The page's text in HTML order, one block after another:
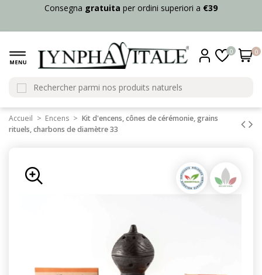
Consegna gratuita per ordini superiori a €39
0 0
Accueil Encens
Kit d'encens, cônes de cérémonie, grains
rituels, charbons de diamètre 33